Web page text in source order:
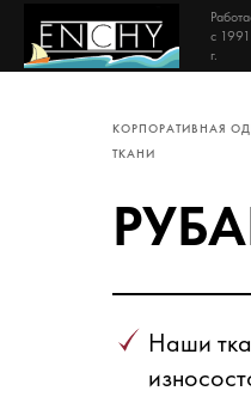
с 1991
г.
КОРПОРАТИВНАЯ
ТКАНИ
Наши